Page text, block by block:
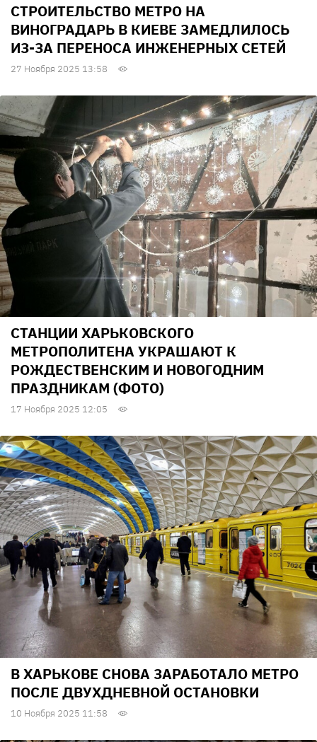
СТРОИТЕЛЬСТВО МЕТРО НА
ВИНОГРАДАРЬ В КИЕВЕ ЗАМЕДЛИЛОСЬ
ИЗ-ЗА ПЕРЕНОСА ИНЖЕНЕРНЫХ СЕТЕЙ
27 Ноября 2025 13:58
СТАНЦИИ ХАРЬКОВСКОГО
МЕТРОПОЛИТЕНА УКРАШАЮТ К
РОЖДЕСТВЕНСКИМ И НОВОГОДНИМ
ПРАЗДНИКАМ (ФОТО)
17 Ноября 2025 12:05
В ХАРЬКОВЕ СНОВА ЗАРАБОТАЛО МЕТРО
ПОСЛЕ ДВУХДНЕВНОЙ ОСТАНОВКИ
10 Ноября 2025 11:58